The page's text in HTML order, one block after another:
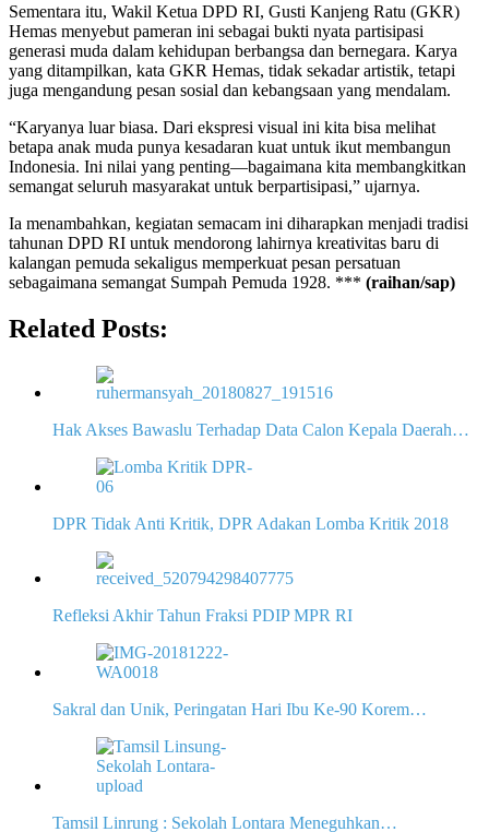
Sementara itu, Wakil Ketua DPD RI, Gusti Kanjeng Ratu (GKR)
Hemas menyebut pameran ini sebagai bukti nyata partisipasi
generasi muda dalam kehidupan berbangsa dan bernegara. Karya
yang ditampilkan, kata GKR Hemas, tidak sekadar artistik, tetapi
juga mengandung pesan sosial dan kebangsaan yang mendalam.
“Karyanya luar biasa. Dari ekspresi visual ini kita bisa melihat
betapa anak muda punya kesadaran kuat untuk ikut membangun
Indonesia. Ini nilai yang penting—bagaimana kita membangkitkan
semangat seluruh masyarakat untuk berpartisipasi,” ujarnya.
Ia menambahkan, kegiatan semacam ini diharapkan menjadi tradisi
tahunan DPD RI untuk mendorong lahirnya kreativitas baru di
kalangan pemuda sekaligus memperkuat pesan persatuan
sebagaimana semangat Sumpah Pemuda 1928. *** (raihan/sap)
Related Posts:
Hak Akses Bawaslu Terhadap Data Calon Kepala Daerah…
DPR Tidak Anti Kritik, DPR Adakan Lomba Kritik 2018
Refleksi Akhir Tahun Fraksi PDIP MPR RI
Sakral dan Unik, Peringatan Hari Ibu Ke-90 Korem…
Tamsil Linrung : Sekolah Lontara Meneguhkan…